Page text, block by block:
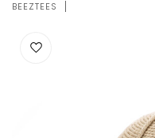
BEEZTEES